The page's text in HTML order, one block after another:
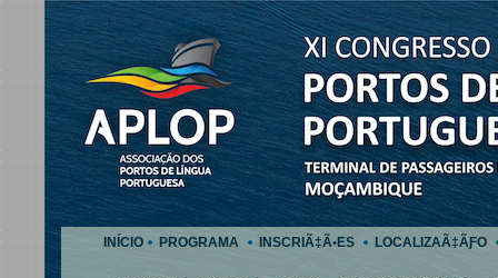
INÍCIO PROGRAMA INSCRIÃ‡Ã•ES LOCALIZAÃ‡ÃƑO